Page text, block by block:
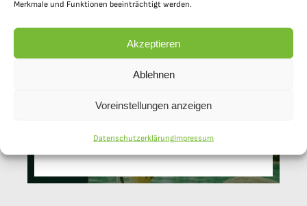
Merkmale und Funktionen beeinträchtigt werden.
Akzeptieren
Ablehnen
Voreinstellungen anzeigen
DatenschutzerklärungImpressum
Schöne Ferien!